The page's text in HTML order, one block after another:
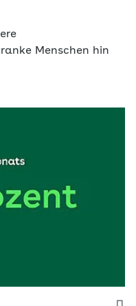
Menschen hin